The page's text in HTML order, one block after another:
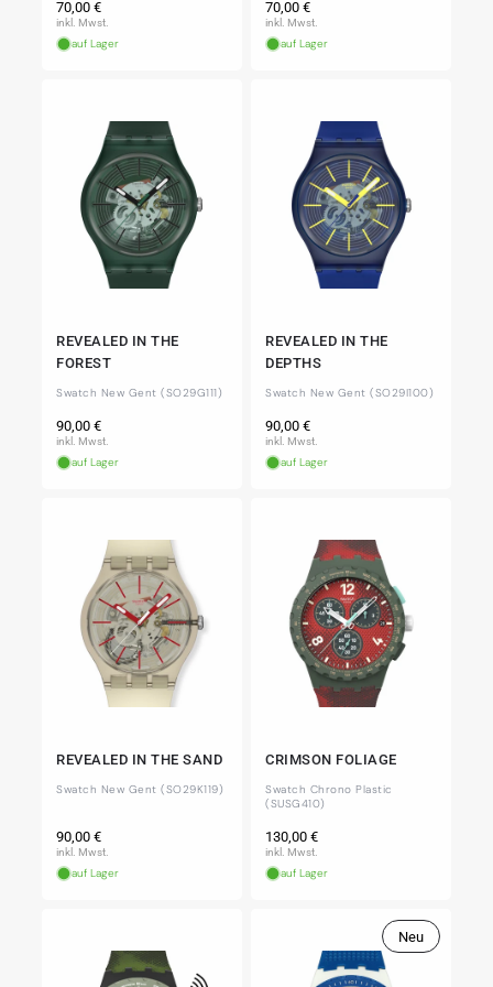
Normaler
Preis
70,00 €
inkl. Mwst.
auf Lager
Normaler
Preis
70,00 €
inkl. Mwst.
auf Lager
REVEALED IN THE
FOREST
Swatch New Gent (SO29G111)
Normaler
Preis
90,00 €
inkl. Mwst.
auf Lager
REVEALED IN THE
DEPTHS
Swatch New Gent (SO29I100)
Normaler
Preis
90,00 €
inkl. Mwst.
auf Lager
REVEALED IN THE SAND
Swatch New Gent (SO29K119)
Normaler
Preis
90,00 €
inkl. Mwst.
auf Lager
CRIMSON FOLIAGE
Swatch Chrono Plastic
(SUSG410)
Normaler
Preis
130,00 €
inkl. Mwst.
auf Lager
Neu